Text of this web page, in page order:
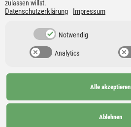
Versandkosten und Lieferzeiten
Zahlungsarten
Widerrufsrecht
Datenschutz
zulassen willst.
Datenschutzerklärung Impressum
Notwendig
Analytics
Alle akzeptieren
Ablehnen